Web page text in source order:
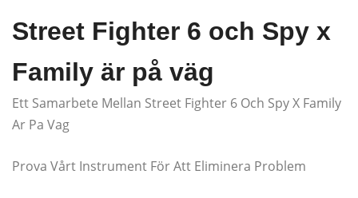
Street Fighter 6 och Spy x
Family är på väg
Ett Samarbete Mellan Street Fighter 6 Och Spy X Family
Ar Pa Vag
Prova Vårt Instrument För Att Eliminera Problem